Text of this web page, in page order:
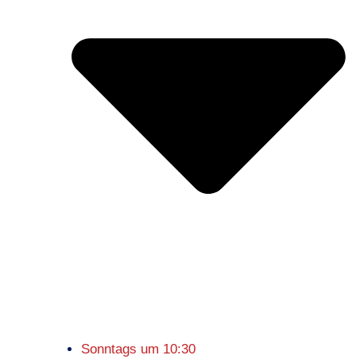
Sonntags um 10:30